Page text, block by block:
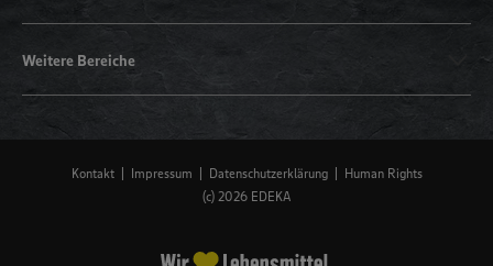
Weitere Bereiche
Kontakt Impressum Datenschutzerklärung
Human Rights
(c) 2026 EDEKA